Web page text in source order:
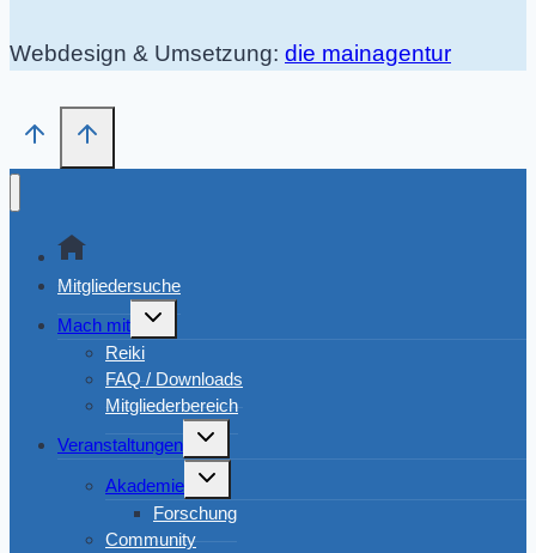
Webdesign & Umsetzung: die mainagentur
Mitgliedersuche
Mach mit
Untermenü
Reiki
FAQ / Downloads
Mitgliederbereich
Veranstaltungen
Untermenü
Akademie
Untermenü
Forschung
Community